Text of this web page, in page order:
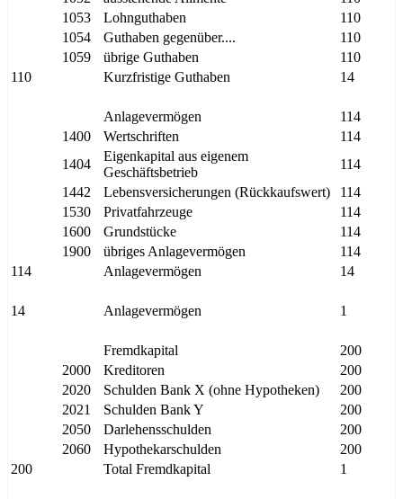
1053
Lohnguthaben
110
1054
Guthaben gegenüber....
110
1059
übrige Guthaben
110
110
Kurzfristige Guthaben 14
Anlagevermögen
114
1400
Wertschriften
114
1404
Eigenkapital aus eigenem
Geschäftsbetrieb
114
1442
Lebensversicherungen (Rückkaufswert)
114
1530
Privatfahrzeuge
114
1600
Grundstücke
114
1900
übriges Anlagevermögen
114
114
Anlagevermögen 14
14 Anlagevermögen 1
Fremdkapital
200
2000
Kreditoren
200
2020
Schulden Bank X (ohne Hypotheken)
200
2021
Schulden Bank Y
200
2050
Darlehensschulden
200
2060
Hypothekarschulden
200
200
Total Fremdkapital 1